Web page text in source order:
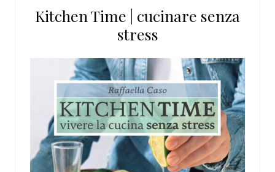
sito
Kitchen Time | cucinare senza
stress